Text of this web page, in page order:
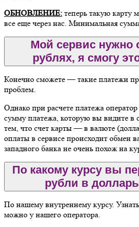
ОБНОВЛЕНИЕ: теперь такую карту
все еще через нас. Минимальная
Мой сервис нужно
рублях, я смогу
Конечно сможете — такие платежи
проблем.
Однако при расчете платежа
сумму платежа, которую вы видите в
тем, что счет карты — в валюте
оплаты в сервисе происходит обмен
западного банка не очень похож на
По какому курсу вы
рубли в
По нашему внутреннему курсу.
можно у нашего оператора.